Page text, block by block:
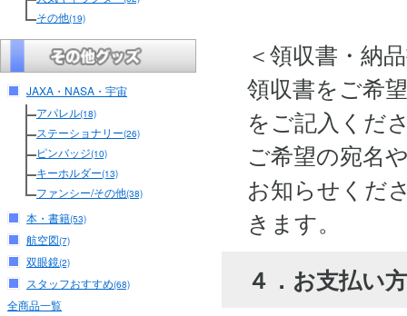
その他(19)
JAXA・NASA・宇宙
アパレル(18)
ステーショナリー(26)
ピンバッジ(10)
キーホルダー(13)
ファンシー/その他(38)
本・書籍(53)
航空図(7)
双眼鏡(2)
スタッフおすすめ(68)
全商品一覧
＜領収書・納
領収書をご希
をご記入くだ
ご希望の宛名
お知らせくだ
きます。
４．お支払い